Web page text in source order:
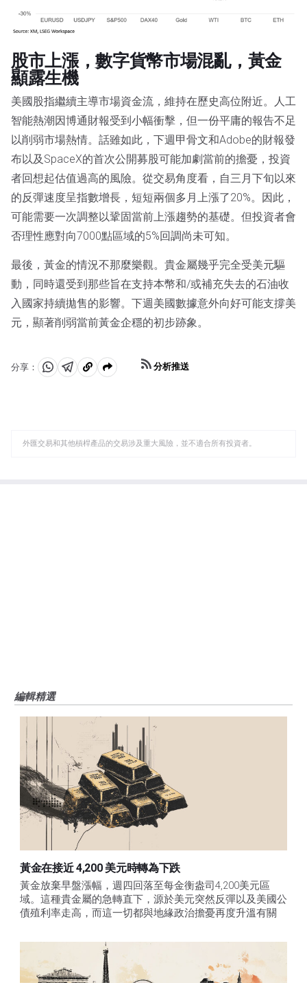
股市上漲，數字貨幣市場混亂，黃金
顯露生機
美國股指繼續主導市場資金流，維持在歷史高位附近。人工
智能熱潮因博通財報受到小幅衝擊，但一份平庸的報告不足
以削弱市場熱情。話雖如此，下週甲骨文和Adobe的財報發
布以及SpaceX的首次公開募股可能加劇當前的擔憂，投資
者回想起估值過高的風險。從交易角度看，自三月下旬以來
的反彈速度呈指數增長，短短兩個多月上漲了20%。因此，
可能需要一次調整以鞏固當前上漲趨勢的基礎。但投資者會
否理性應對向7000點區域的5%回調尚未可知。
最後，黃金的情況不那麼樂觀。貴金屬幾乎完全受美元驅
動，同時還受到那些旨在支持本幣和/或補充失去的石油收
入國家持續拋售的影響。下週美國數據意外向好可能支撐美
元，顯著削弱當前黃金企穩的初步跡象。
分享：
分 分 複
分析推送
外匯交易和其他槓桿產品的交易涉及重大風險，並不適合所有投資者。
編輯精選
黃金在接近 4,200 美元時轉為下跌
黃金放棄早盤漲幅，週四回落至每金衡盎司4,200美元區
域。這種貴金屬的急轉直下，源於美元突然反彈以及美國公
債殖利率走高，而這一切都與地緣政治擔憂再度升溫有關